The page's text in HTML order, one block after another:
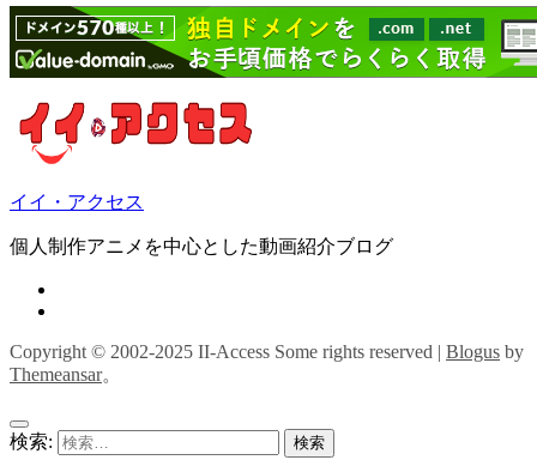
イイ・アクセス
個人制作アニメを中心とした動画紹介ブログ
Copyright © 2002-2025 II-Access Some rights reserved | Blogus by
Themeansar。
検索: